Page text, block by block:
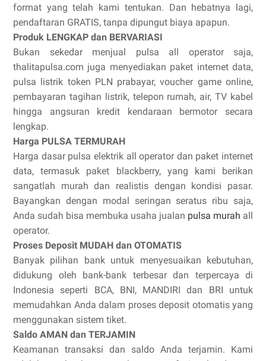
format yang telah kami tentukan. Dan hebatnya lagi,
pendaftaran GRATIS, tanpa dipungut biaya apapun.
Produk LENGKAP dan BERVARIASI
Bukan sekedar menjual pulsa all operator saja,
thalitapulsa.com juga menyediakan paket internet data,
pulsa listrik token PLN prabayar, voucher game online,
pembayaran tagihan listrik, telepon rumah, air, TV kabel
hingga angsuran kredit kendaraan bermotor secara
lengkap.
Harga PULSA TERMURAH
Harga dasar pulsa elektrik all operator dan paket internet
data, termasuk paket blackberry, yang kami berikan
sangatlah murah dan realistis dengan kondisi pasar.
Bayangkan dengan modal seringan seratus ribu saja,
Anda sudah bisa membuka usaha jualan pulsa murah all
operator.
Proses Deposit MUDAH dan OTOMATIS
Banyak pilihan bank untuk menyesuaikan kebutuhan,
didukung oleh bank-bank terbesar dan terpercaya di
Indonesia seperti BCA, BNI, MANDIRI dan BRI untuk
memudahkan Anda dalam proses deposit otomatis yang
menggunakan sistem tiket.
Saldo AMAN dan TERJAMIN
Keamanan transaksi dan saldo Anda terjamin. Kami